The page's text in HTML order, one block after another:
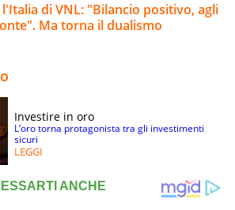
di VNL: "Bilancio positivo, agli
Ma torna il dualismo
Investire in oro
L’oro torna protagonista tra gli investimenti
sicuri
LEGGI